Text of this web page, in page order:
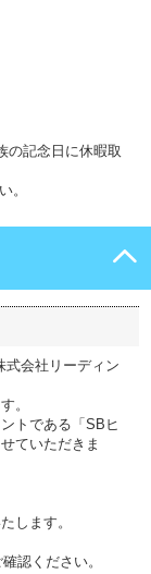
の記念日に休暇取
。
式会社リーディン
。
トである「SBヒ
ていただきま
します。
認ください。